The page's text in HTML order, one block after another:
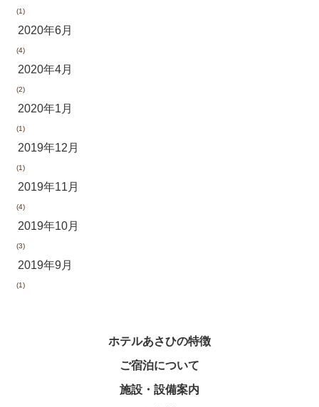
(1)
2020年6月
(4)
2020年4月
(2)
2020年1月
(1)
2019年12月
(1)
2019年11月
(4)
2019年10月
(3)
2019年9月
(1)
ホテルあさひの特徴
ご宿泊について
施設・設備案内